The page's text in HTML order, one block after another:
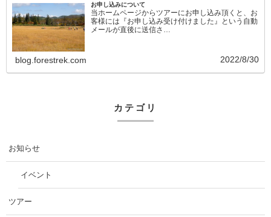
お申し込みについて
当ホームページからツアーにお申し込み頂くと、お
客様には『お申し込み受け付けました』という自動
メールが直後に送信さ…
blog.forestrek.com 2022/8/30
カテゴリ
お知らせ
イベント
ツアー